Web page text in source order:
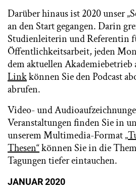
Darüber hinaus ist 2020 unser
an den Start gegangen. Darin
Studienleiterin und Referentin
Öffentlichkeitsarbeit, jeden
dem aktuellen Akademiebetrieb
Linkkönnen Sie den Podcast
abrufen.
Video- und
Veranstaltungen finden Sie in
unserem Multimedia-Format „
Thesen“können Sie in die
Tagungen tiefer eintauchen.
JANUAR 2020